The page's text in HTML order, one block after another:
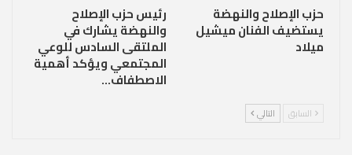
حزب الإصلاح والنهضة
يستضيف الفنان ميشيل
ميلاد
رئيس حزب الإصلاح
والنهضة يشارك في
الملتقى السادس للوعي
المجتمعي ويؤكد أهمية
الاصطفاف…
السابق التالي